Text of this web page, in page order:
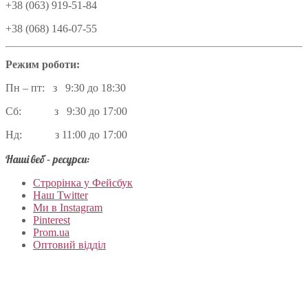
+38 (063) 919-51-84
+38 (068) 146-07-55
Режим роботи:
Пн – пт: з 9:30 до 18:30
Сб: з 9:30 до 17:00
Нд: з 11:00 до 17:00
Наші веб – ресурси:
Строрінка у Фейсбук
Наш Twitter
Ми в Instagram
Pinterest
Prom.ua
Оптовий відділ